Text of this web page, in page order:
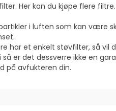
Her kan du kjøpe flere filtre.
i luften som kan være
har et enkelt støvfilter, så vil
er det dessverre ikke en
på avfukteren din.